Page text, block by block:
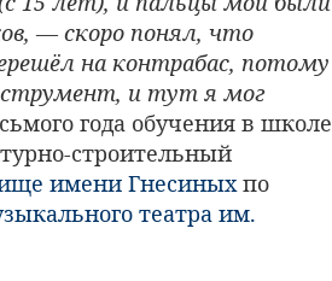
— скоро понял, что
на контрабас, потому
и тут я мог
года обучения в школе
строительный
имени Гнесиныхпо
театра им.